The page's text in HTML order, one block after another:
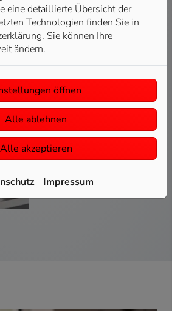
Wasser trinken, Wert auf gute
oder empfindliche Geräte (z. B.
wollen.
Bild: Grohe Blue
eine detaillierte Übersicht der
Technologien finden Sie in
Sie können Ihre
ändern.
öffnen
Alle ablehnen
Alle akzeptieren
Impressum